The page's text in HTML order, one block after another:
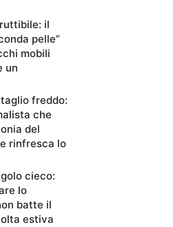
il
pelle”
mobili
un
freddo:
che
del
rinfresca lo
cieco:
lo
batte il
estiva